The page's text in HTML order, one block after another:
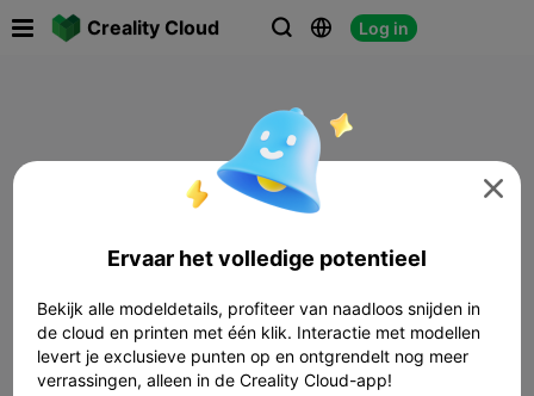
Creality Cloud   Log in

Ervaar het volledige potentieel
Bekijk alle modeldetails, profiteer van naadloos snijden in
de cloud en printen met één klik. Interactie met modellen
levert je exclusieve punten op en ontgrendelt nog meer
verrassingen, alleen in de Creality Cloud-app!